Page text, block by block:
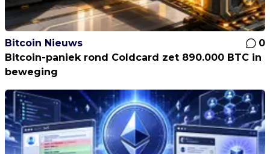
Bitcoin Nieuws
0
Bitcoin-paniek rond Coldcard zet 890.000 BTC in
beweging